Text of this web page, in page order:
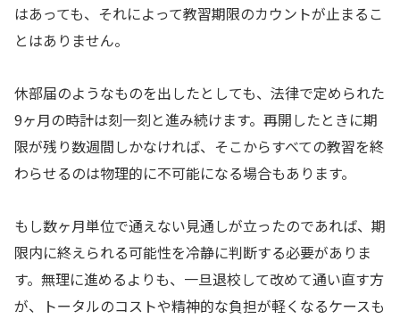
はあっても、それによって教習期限のカウントが止まるこ
とはありません。
休部届のようなものを出したとしても、法律で定められた
9ヶ月の時計は刻一刻と進み続けます。再開したときに期
限が残り数週間しかなければ、そこからすべての教習を終
わらせるのは物理的に不可能になる場合もあります。
もし数ヶ月単位で通えない見通しが立ったのであれば、期
限内に終えられる可能性を冷静に判断する必要がありま
す。無理に進めるよりも、一旦退校して改めて通い直す方
が、トータルのコストや精神的な負担が軽くなるケースも